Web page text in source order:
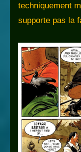
techniquement
supporte pas la